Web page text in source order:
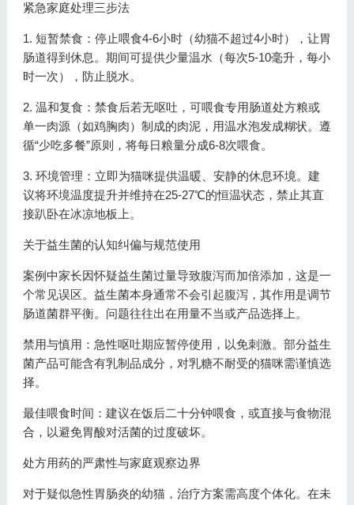
紧急家庭处理三步法
1. 短暂禁食：停止喂食4-6小时（幼猫不超过4小时），让胃
肠道得到休息。期间可提供少量温水（每次5-10毫升，每小
时一次），防止脱水。
2. 温和复食：禁食后若无呕吐，可喂食专用肠道处方粮或
单一肉源（如鸡胸肉）制成的肉泥，用温水泡发成糊状。遵
循“少吃多餐”原则，将每日粮量分成6-8次喂食。
3. 环境管理：立即为猫咪提供温暖、安静的休息环境。建
议将环境温度提升并维持在25-27℃的恒温状态，禁止其直
接趴卧在冰凉地板上。
关于益生菌的认知纠偏与规范使用
案例中家长因怀疑益生菌过量导致腹泻而加倍添加，这是一
个常见误区。益生菌本身通常不会引起腹泻，其作用是调节
肠道菌群平衡。问题往往出在用量不当或产品选择上。
禁用与慎用：急性呕吐期应暂停使用，以免刺激。部分益生
菌产品可能含有乳制品成分，对乳糖不耐受的猫咪需谨慎选
择。
最佳喂食时间：建议在饭后二十分钟喂食，或直接与食物混
合，以避免胃酸对活菌的过度破坏。
处方用药的严肃性与家庭观察边界
对于疑似急性胃肠炎的幼猫，治疗方案需高度个体化。在未